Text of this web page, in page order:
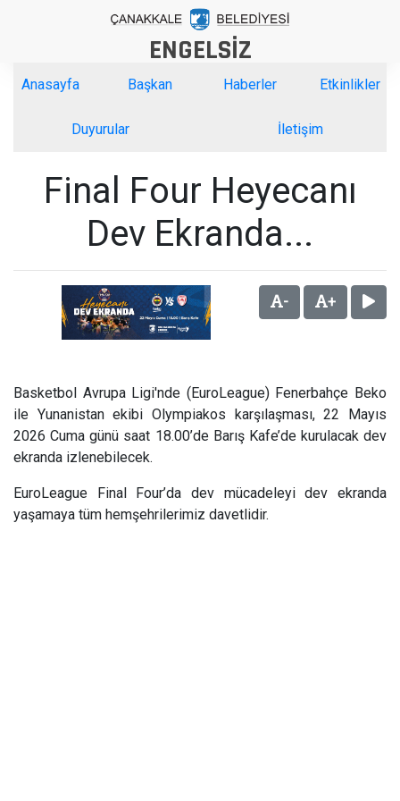
ENGELSİZ
Anasayfa Başkan Haberler Etkinlikler
Duyurular İletişim
Final Four Heyecanı
Dev Ekranda...
- +
Basketbol Avrupa Ligi'nde (EuroLeague) Fenerbahçe Beko
ile Yunanistan ekibi Olympiakos karşılaşması, 22 Mayıs
2026 Cuma günü saat 18.00’de Barış Kafe’de kurulacak dev
ekranda izlenebilecek.
EuroLeague Final Four’da dev mücadeleyi dev ekranda
yaşamaya tüm hemşehrilerimiz davetlidir.